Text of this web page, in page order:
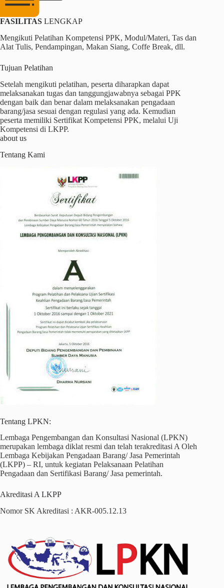
FASILITAS LENGKAP
Mengikuti Pelatihan Kompetensi PPK, Modul/Materi, Tas dan
Alat Tulis, Pendampingan, Makan Siang, Coffe Break, dll.
Tujuan Pelatihan
Setelah mengikuti pelatihan, peserta diharapkan dapat
melaksanakan tugas dan tanggungjawabnya sebagai PPK
dengan baik dan benar dalam melaksanakan pengadaan
barang/jasa sesuai dengan regulasi yang ada. Kemudian
peserta memiliki Sertifikat Kompetensi PPK, melalui Uji
Kompetensi di LKPP.
about us
Tentang Kami
Tentang LPKN:
Lembaga Pengembangan dan Konsultasi Nasional (LPKN)
merupakan lembaga diklat resmi dan telah terakreditasi A Oleh
Lembaga Kebijakan Pengadaan Barang/ Jasa Pemerintah
(LKPP) – RI, untuk kegiatan Pelaksanaan Pelatihan
Pengadaan dan Sertifikasi Barang/ Jasa pemerintah.
Akreditasi A LKPP
Nomor SK Akreditasi : AKR-005.12.13